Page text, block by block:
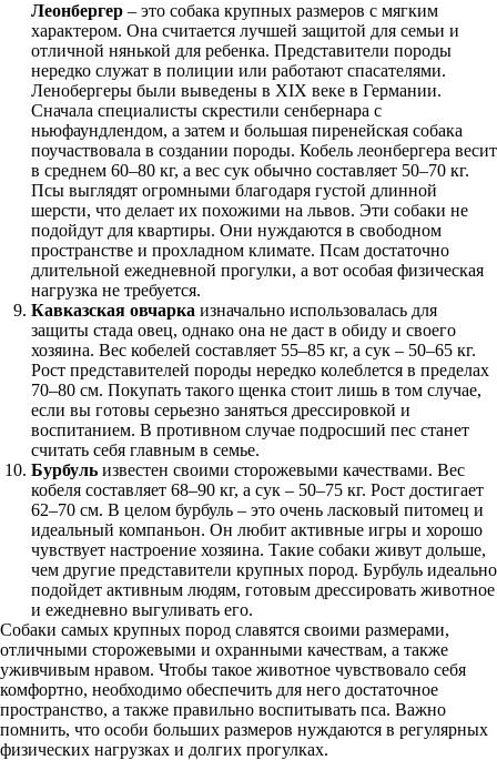
Леонбергер – это собака крупных размеров с мягким
характером. Она считается лучшей защитой для семьи и
отличной нянькой для ребенка. Представители породы
нередко служат в полиции или работают спасателями.
Ленобергеры были выведены в XIX веке в Германии.
Сначала специалисты скрестили сенбернара с
ньюфаундлендом, а затем и большая пиренейская собака
поучаствовала в создании породы. Кобель леонбергера весит
в среднем 60–80 кг, а вес сук обычно составляет 50–70 кг.
Псы выглядят огромными благодаря густой длинной
шерсти, что делает их похожими на львов. Эти собаки не
подойдут для квартиры. Они нуждаются в свободном
пространстве и прохладном климате. Псам достаточно
длительной ежедневной прогулки, а вот особая физическая
нагрузка не требуется.
Кавказская овчарка изначально использовалась для
защиты стада овец, однако она не даст в обиду и своего
хозяина. Вес кобелей составляет 55–85 кг, а сук – 50–65 кг.
Рост представителей породы нередко колеблется в пределах
70–80 см. Покупать такого щенка стоит лишь в том случае,
если вы готовы серьезно заняться дрессировкой и
воспитанием. В противном случае подросший пес станет
считать себя главным в семье.
Бурбуль известен своими сторожевыми качествами. Вес
кобеля составляет 68–90 кг, а сук – 50–75 кг. Рост достигает
62–70 см. В целом бурбуль – это очень ласковый питомец и
идеальный компаньон. Он любит активные игры и хорошо
чувствует настроение хозяина. Такие собаки живут дольше,
чем другие представители крупных пород. Бурбуль идеально
подойдет активным людям, готовым дрессировать животное
и ежедневно выгуливать его.
Собаки самых крупных пород славятся своими размерами,
отличными сторожевыми и охранными качествам, а также
уживчивым нравом. Чтобы такое животное чувствовало себя
комфортно, необходимо обеспечить для него достаточное
пространство, а также правильно воспитывать пса. Важно
помнить, что особи больших размеров нуждаются в регулярных
физических нагрузках и долгих прогулках.